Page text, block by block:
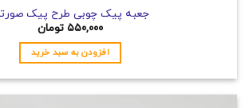
جعبه پیک چوبی طرح پیک
۵۵۰,۰۰۰ تومان
افزودن به سبد خرید